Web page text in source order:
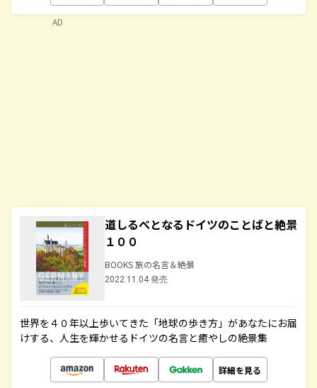
道しるべとなるドイツのことばと絶景
１００
BOOKS 旅の名言＆絶景
2022.11.04 発売
世界を４０年以上歩いてきた「地球の歩き方」があなたにお届
けする、人生を輝かせるドイツの名言と癒やしの絶景集
詳細を見る
AD